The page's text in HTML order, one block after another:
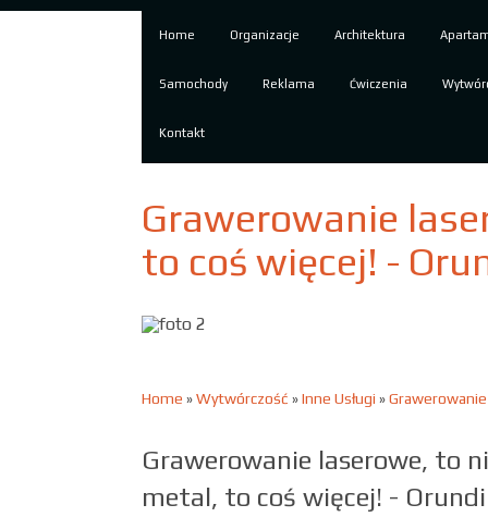
Home Organizacje Architektura
Samochody Reklama Ćwiczenia
Kontakt
Grawerowanie
to coś więcej! -
Home »Wytwórczość »Inne Usługi »
Grawerowanie laserowe, to
metal, to coś więcej! -